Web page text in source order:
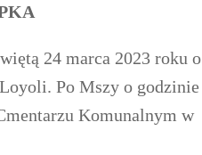
24 marca 2023 roku o
Po Mszy o godzinie
Komunalnym w